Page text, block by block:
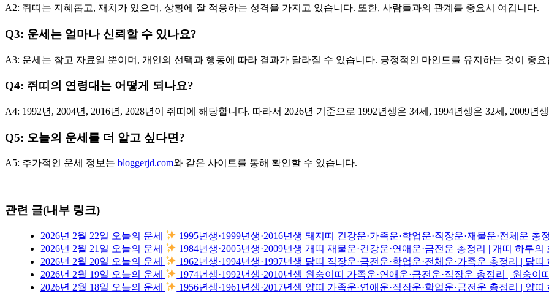
A2: 쥐띠는 지혜롭고, 재치가 있으며, 상황에 잘 적응하는 성격을 가지고 있습니다. 또한, 사람들과의 관계를 중요시 여깁니다.
Q3: 운세는 얼마나 신뢰할 수 있나요?
A3: 운세는 참고 자료일 뿐이며, 개인의 선택과 행동에 따라 결과가 달라질 수 있습니다. 긍정적인 마인드를 유지하는 것이 중요
Q4: 쥐띠의 연령대는 어떻게 되나요?
A4: 1992년, 2004년, 2016년, 2028년이 쥐띠에 해당합니다. 따라서 2026년 기준으로 1992년생은 34세, 1994년생은 32세, 2009년
Q5: 오늘의 운세를 더 알고 싶다면?
A5: 추가적인 운세 정보는 bloggerjd.com와 같은 사이트를 통해 확인할 수 있습니다.
관련 글(내부 링크)
2026년 2월 22일 오늘의 운세
1995년생·1999년생·2016년생 돼지띠 건강운·가족운·학업운·직장운·재물운·전체운
2026년 2월 21일 오늘의 운세
1984년생·2005년생·2009년생 개띠 재물운·건강운·연애운·금전운 총정리 | 개띠 하루
2026년 2월 20일 오늘의 운세
1962년생·1994년생·1997년생 닭띠 직장운·금전운·학업운·전체운·가족운 총정리 | 닭
2026년 2월 19일 오늘의 운세
1974년생·1992년생·2010년생 원숭이띠 가족운·연애운·금전운·직장운 총정리 | 원숭
2026년 2월 18일 오늘의 운세
1956년생·1961년생·2017년생 양띠 가족운·연애운·직장운·학업운·금전운 총정리 | 양